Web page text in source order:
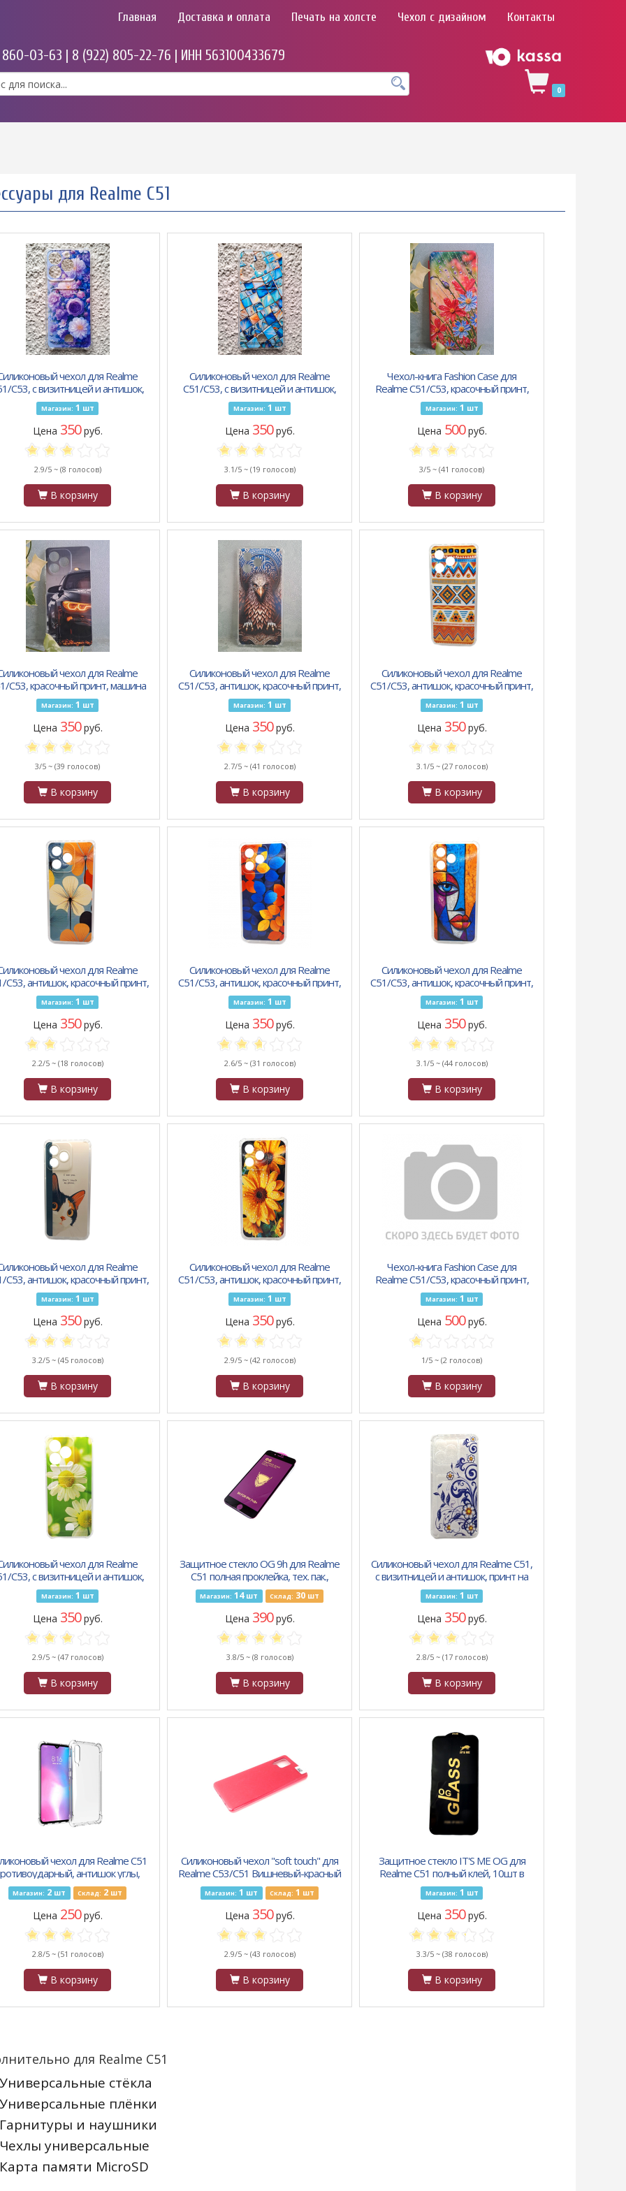
Главная Доставка и оплата Печать на холсте Чехол с дизайном Контакты
860-03-63 | 8 (922) 805-22-76 | ИНН 563100433679
0
для Realme C51
чехол для Realme
C53, с визитницей и антишок,
голубые сиреневые и белые
цветы
Магазин: 1 шт
Цена 350руб.
2.9/5 ~ (8 голосов)
В корзину
Силиконовый чехол для Realme
C51/C53, с визитницей и антишок,
принт, брусчатка абстракция
Магазин: 1 шт
Цена 350руб.
3.1/5 ~ (19 голосов)
В корзину
Чехол-книга Fashion Case для
Realme C51/C53, красочный принт,
красные и синие цветочки, красный
Магазин: 1 шт
Цена 500руб.
3/5 ~ (41 голосов)
В корзину
чехол для Realme
C53, красочный принт, машина
с желтой фарой
Магазин: 1 шт
Цена 350руб.
3/5 ~ (39 голосов)
В корзину
Силиконовый чехол для Realme
C51/C53, антишок, красочный принт,
золотая птица
Магазин: 1 шт
Цена 350руб.
2.7/5 ~ (41 голосов)
В корзину
Силиконовый чехол для Realme
C51/C53, антишок, красочный принт,
яркий орнамент
Магазин: 1 шт
Цена 350руб.
3.1/5 ~ (27 голосов)
В корзину
чехол для Realme
C53, антишок, красочный принт,
цветок пять лепестков
Магазин: 1 шт
Цена 350руб.
2.2/5 ~ (18 голосов)
В корзину
Силиконовый чехол для Realme
C51/C53, антишок, красочный принт,
оранжевые и синие листья
Магазин: 1 шт
Цена 350руб.
2.6/5 ~ (31 голосов)
В корзину
Силиконовый чехол для Realme
C51/C53, антишок, красочный принт,
лицо абстракция
Магазин: 1 шт
Цена 350руб.
3.1/5 ~ (44 голосов)
В корзину
чехол для Realme
C53, антишок, красочный принт,
котик "I see you"
Магазин: 1 шт
Цена 350руб.
3.2/5 ~ (45 голосов)
В корзину
Силиконовый чехол для Realme
C51/C53, антишок, красочный принт,
желтые цветочки
Магазин: 1 шт
Цена 350руб.
2.9/5 ~ (42 голосов)
В корзину
Чехол-книга Fashion Case для
Realme C51/C53, красочный принт,
рисунок с тюльпанами, бордовый
Магазин: 1 шт
Цена 500руб.
1/5 ~ (2 голосов)
В корзину
чехол для Realme
C53, с визитницей и антишок,
принт, ромашки на зелёном фоне
Магазин: 1 шт
Цена 350руб.
2.9/5 ~ (47 голосов)
В корзину
Защитное стекло OG 9h для Realme
C51 полная проклейка, тех. пак.,
25шт в пачке черное
Магазин: 14шт Склад: 30шт
Цена 390руб.
3.8/5 ~ (8 голосов)
В корзину
Силиконовый чехол для Realme C51,
с визитницей и антишок, принт на
прозрачном, синий узор
Магазин: 1 шт
Цена 350руб.
2.8/5 ~ (17 голосов)
В корзину
чехол для Realme C51
антишок углы,
прозрачный
Магазин: 2 шт Склад: 2шт
Цена 250руб.
2.8/5 ~ (51 голосов)
В корзину
Силиконовый чехол "soft touch" для
Realme C53/C51 Вишневый-красный
Магазин: 1 шт Склад: 1 шт
Цена 350руб.
2.9/5 ~ (43 голосов)
В корзину
Защитное стекло IT'S ME OG для
Realme C51 полный клей, 10шт в
пачке, черное
Магазин: 1 шт
Цена 350руб.
3.3/5 ~ (38 голосов)
В корзину
для Realme C51
Универсальные стёкла
Универсальные плёнки
Гарнитуры и наушники
Чехлы универсальные
Карта памяти MicroSD